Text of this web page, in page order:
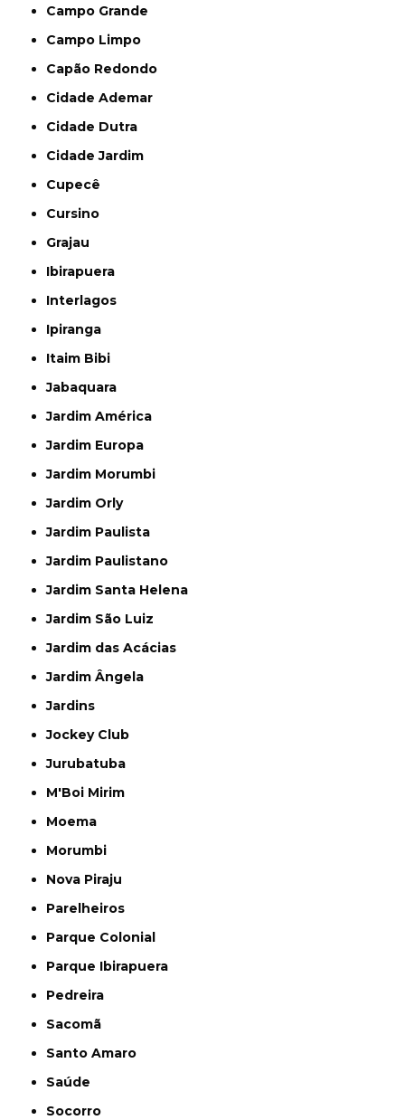
Campo Grande
Campo Limpo
Capão Redondo
Cidade Ademar
Cidade Dutra
Cidade Jardim
Cupecê
Cursino
Grajau
Ibirapuera
Interlagos
Ipiranga
Itaim Bibi
Jabaquara
Jardim América
Jardim Europa
Jardim Morumbi
Jardim Orly
Jardim Paulista
Jardim Paulistano
Jardim Santa Helena
Jardim São Luiz
Jardim das Acácias
Jardim Ângela
Jardins
Jockey Club
Jurubatuba
M'Boi Mirim
Moema
Morumbi
Nova Piraju
Parelheiros
Parque Colonial
Parque Ibirapuera
Pedreira
Sacomã
Santo Amaro
Saúde
Socorro